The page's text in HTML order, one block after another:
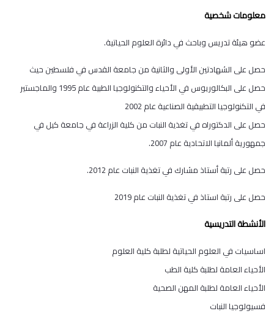
معلومات شخصية
عضو هيئة تدريس وباحث في دائرة العلوم الحياتية.
حصل على الشهادتين الأولى والثانية من جامعة القدس في فلسطين حيث
حصل على البكالوريوس في الأحياء والتكنولوجيا الطبية عام 1995 والماجستير
في التكنولوجيا التطبيقية الصناعية عام 2002
حصل على الدكتوراه في تغذية النبات من كلية الزراعة في جامعة كيل في
جمهورية ألمانيا الاتحادية عام 2007.
حصل على رتبة أستاذ مشارك في تغذية النبات عام 2012.
حصل على رتبة استاذ في تغذية النبات عام 2019
الأنشطة التدريسية
اساسيات في العلوم الحياتية لطلبة كلية العلوم
الأحياء العامة لطلبة كلية الطب
الأحياء العامة لطلبة المهن الصحية
فسيولوجيا النبات